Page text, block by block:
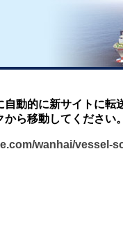
動的に新サイトに転
ら移動してください。
wanhai/vessel-